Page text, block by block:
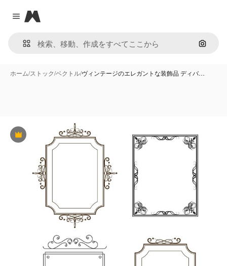
Close menu
Magnific
画像で
ホーム/ストック/ベクトル/ヴィンテージのエレガントな装飾品 ディバ…
Premium